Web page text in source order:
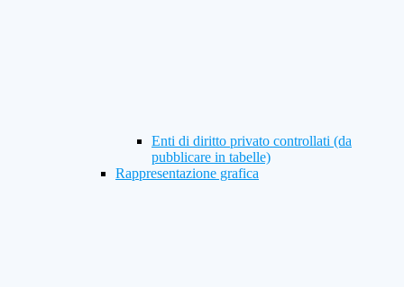
Enti di diritto privato controllati (da
pubblicare in tabelle)
Rappresentazione grafica